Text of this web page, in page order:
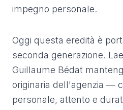
impegno personale.
Oggi questa eredità è
seconda generazione.
Guillaume Bédat
originaria dell'agenzia —
personale, attento e